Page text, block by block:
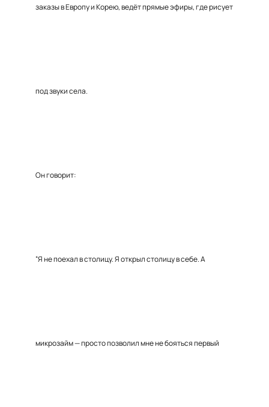
заказы в Европу и Корею, ведёт прямые эфиры, где рисует
под звуки села.
Он говорит:
“Я не поехал в столицу. Я открыл столицу в себе. А
микрозайм — просто позволил мне не бояться первый